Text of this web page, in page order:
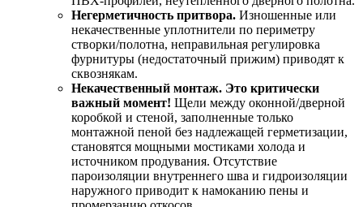
Негерметичность притвора. Изношенные или
некачественные уплотнители по периметру
створки/полотна, неправильная регулировка
фурнитуры (недостаточный прижим) приводят к
сквознякам.
Некачественный монтаж. Это критически
важный момент! Щели между оконной/дверной
коробкой и стеной, заполненные только
монтажной пеной без надлежащей герметизации,
становятся мощными мостиками холода и
источником продувания. Отсутствие
пароизоляции внутреннего шва и гидроизоляции
наружного приводит к намоканию пены и